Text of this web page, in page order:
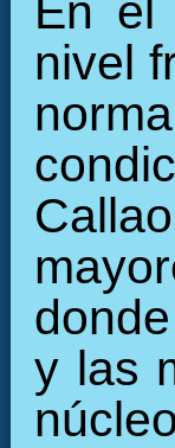
En el
nivel
y las